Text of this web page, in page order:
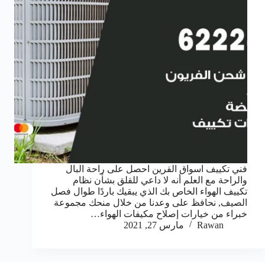
فني تكييف اسواق القرين احصل على راحة البال
والراحة مع العلم أنه لا داعي للقلق بشأن نظام
تكييف الهواء الخاص بك الذي يبقيك باردًا طوال فصل
الصيف, نحافظ على وعدنا من خلال منحك مجموعة
خبراء من خيارات إصلاح مكيفات الهواء…
Rawan
مارس 27, 2021